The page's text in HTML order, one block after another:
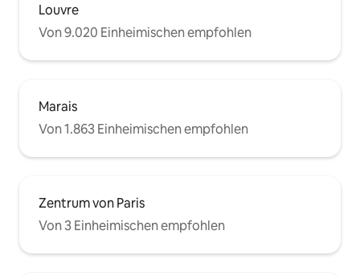
Louvre
Von 9.020 Einheimischen empfohlen
Marais
Von 1.863 Einheimischen empfohlen
Zentrum von Paris
Von 3 Einheimischen empfohlen